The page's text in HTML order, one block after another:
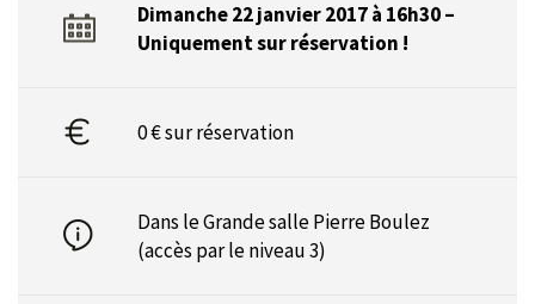
Dimanche 22 janvier 2017 à 16h30 –
Uniquement sur réservation !
0 € sur réservation
Dans le Grande salle Pierre Boulez
(accès par le niveau 3)